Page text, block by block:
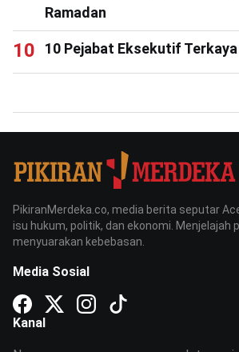
Ramadan
10 Pejabat Eksekutif
PikiranMerdeka.co, media berita seputar
isu hukum, politik, dan ekonomi. Menjelajah
menyuarakan kebebasan.
Media Sosial
Kanal